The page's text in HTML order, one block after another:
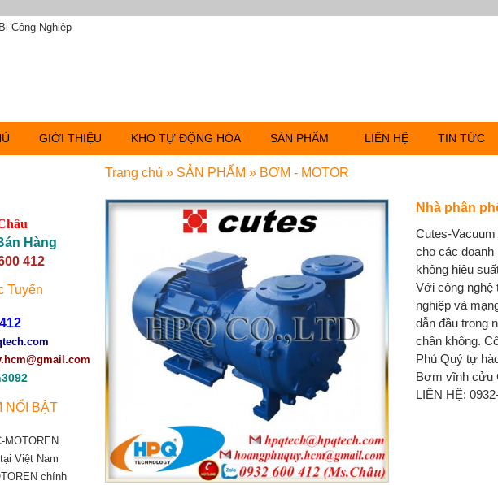
Nhà phân
Cutes-
cho các
không hiệu
Với công nghệ
nghiệp và
dẫn đầu trong
chân không.
Phú Quý tự
Bơm vĩnh cửu
LIÊN HỆ:
Trang chủ » SẢN PHẨM » BƠM - MOTOR
Hàng
412
Tuyến
NỔI BẬT
chính
GIỚI THIỆU KHO TỰ ĐỘNG HÓA SẢN PHẨM LIÊN HỆ TIN TỨC